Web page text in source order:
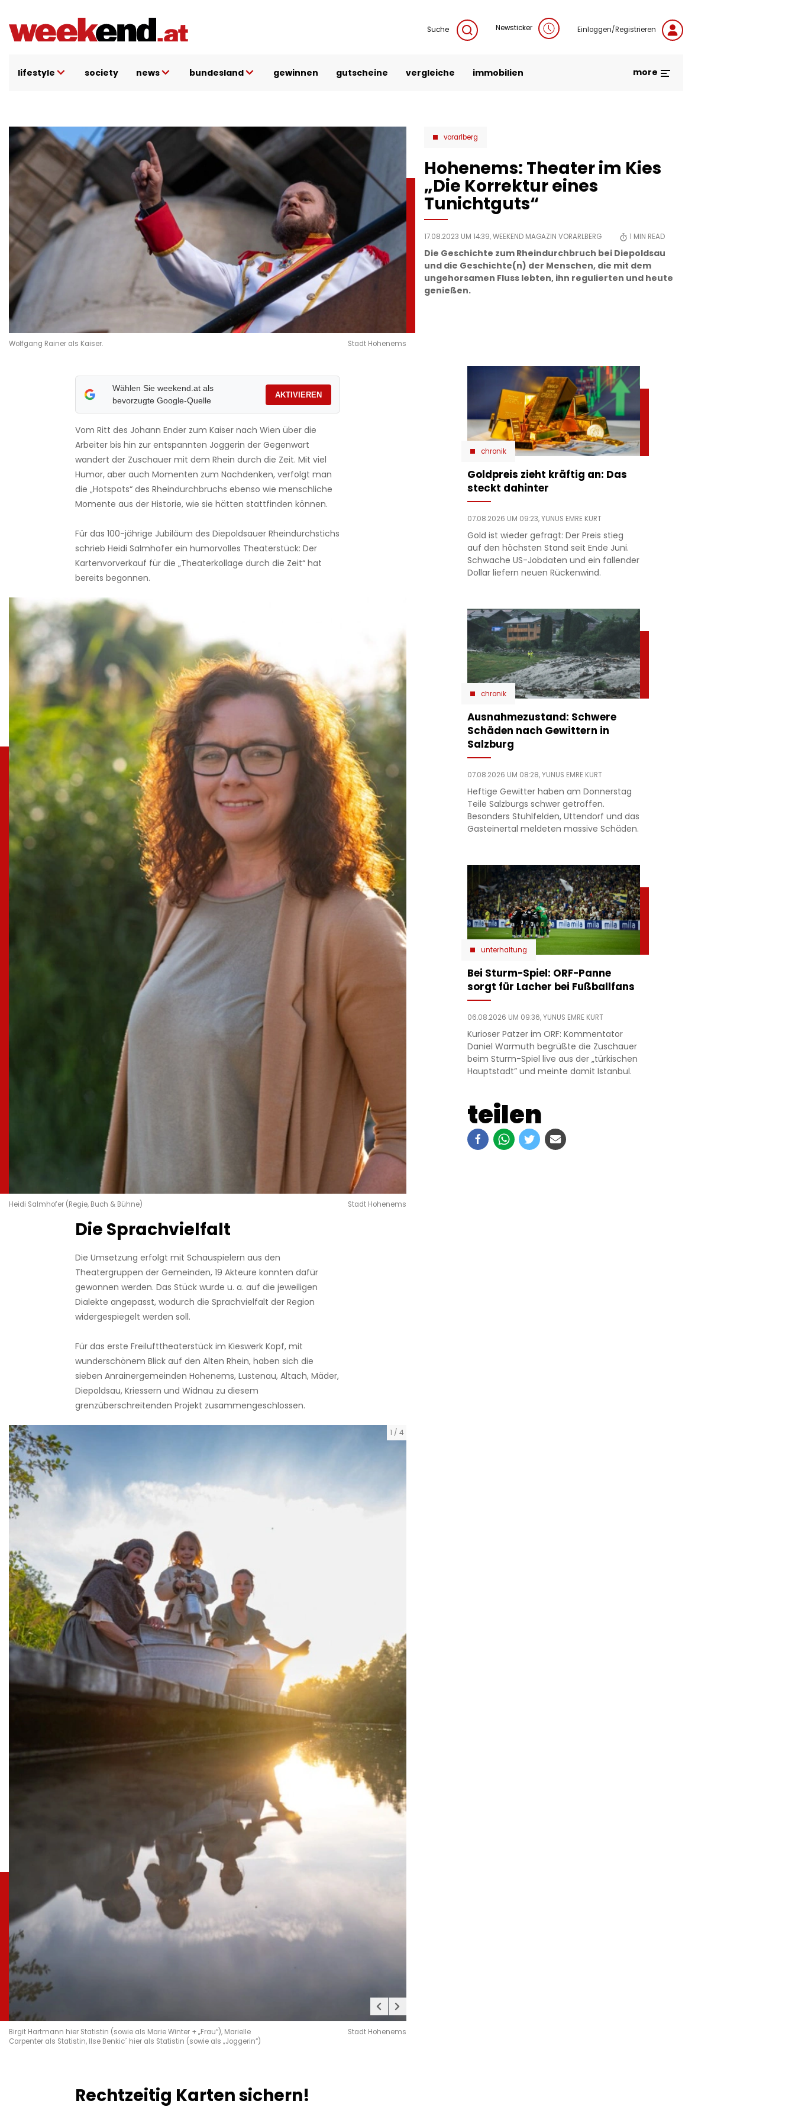
Inhalt
Suche Newsticker Einloggen/Registrieren
lifestyle society news bundesland gewinnen gutscheine vergleiche immobilien more
Wolfgang Rainer als Kaiser. Stadt Hohenems
vorarlberg
Hohenems: Theater im Kies
„Die Korrektur eines
Tunichtguts“
17.08.2023 UM 14:39,WEEKEND MAGAZIN VORARLBERG 1 MIN READ
Die Geschichte zum Rheindurchbruch bei Diepoldsau
und die Geschichte(n) der Menschen, die mit dem
ungehorsamen Fluss lebten, ihn regulierten und heute
genießen.
Wählen Sie weekend.at als
bevorzugte Google-Quelle
AKTIVIEREN
Vom Ritt des Johann Ender zum Kaiser nach Wien über die
Arbeiter bis hin zur entspannten Joggerin der Gegenwart
wandert der Zuschauer mit dem Rhein durch die Zeit. Mit viel
Humor, aber auch Momenten zum Nachdenken, verfolgt man
die „Hotspots“ des Rheindurchbruchs ebenso wie menschliche
Momente aus der Historie, wie sie hätten stattfinden können.
Für das 100-jährige Jubiläum des Diepoldsauer Rheindurchstichs
schrieb Heidi Salmhofer ein humorvolles Theaterstück: Der
Kartenvorverkauf für die „Theaterkollage durch die Zeit“ hat
bereits begonnen.
Heidi Salmhofer (Regie, Buch & Bühne) Stadt Hohenems
Die Sprachvielfalt
Die Umsetzung erfolgt mit Schauspielern aus den
Theatergruppen der Gemeinden, 19 Akteure konnten dafür
gewonnen werden. Das Stück wurde u. a. auf die jeweiligen
Dialekte angepasst, wodurch die Sprachvielfalt der Region
widergespiegelt werden soll.
Für das erste Freilufttheaterstück im Kieswerk Kopf, mit
wunderschönem Blick auf den Alten Rhein, haben sich die
sieben Anrainergemeinden Hohenems, Lustenau, Altach, Mäder,
Diepoldsau, Kriessern und Widnau zu diesem
grenzüberschreitenden Projekt zusammengeschlossen.
1 / 4
Birgit Hartmann hier Statistin (sowie als Marie Winter + „Frau“), Marielle
Carpenter als Statistin, Ilse Benkic´ hier als Statistin (sowie als „Joggerin“)
Stadt Hohenems
Rechtzeitig Karten sichern!
teilen
chronik
Goldpreis zieht kräftig an: Das
steckt dahinter
07.08.2026 UM 09:23,YUNUS EMRE KURT
Gold ist wieder gefragt: Der Preis stieg
auf den höchsten Stand seit Ende Juni.
Schwache US-Jobdaten und ein fallender
Dollar liefern neuen Rückenwind.
chronik
Ausnahmezustand: Schwere
Schäden nach Gewittern in
Salzburg
07.08.2026 UM 08:28,YUNUS EMRE KURT
Heftige Gewitter haben am Donnerstag
Teile Salzburgs schwer getroffen.
Besonders Stuhlfelden, Uttendorf und das
Gasteinertal meldeten massive Schäden.
unterhaltung
Bei Sturm-Spiel: ORF-Panne
sorgt für Lacher bei Fußballfans
06.08.2026 UM 09:36,YUNUS EMRE KURT
Kurioser Patzer im ORF: Kommentator
Daniel Warmuth begrüßte die Zuschauer
beim Sturm-Spiel live aus der „türkischen
Hauptstadt” und meinte damit Istanbul.